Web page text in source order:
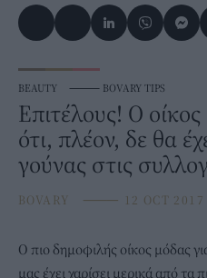
BEAUTY ⸻ BOVARY TIPS
Επιτέλους! Ο
ότι, πλέον, δε θα
γούνας στις
BOVARY ⸻ 12 OCT 2017
Ο πιο δημοφιλής οίκος μόδας
μας έχει χαρίσει μερικά από τα